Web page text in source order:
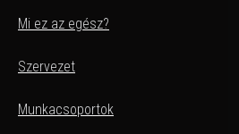
Mi ez az egész?
Szervezet
Munkacsoportok